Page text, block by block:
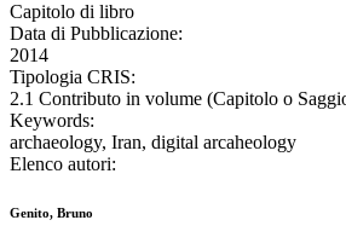
Capitolo di libro
Data di Pubblicazione:
2014
Tipologia CRIS:
2.1 Contributo in volume (Capitolo o
Keywords:
archaeology, Iran, digital arcaheology
Elenco autori:
Genito, Bruno